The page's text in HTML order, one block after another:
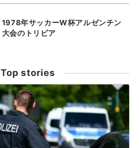
1978年サッカーW杯アルゼンチン
大会のトリビア
Top stories